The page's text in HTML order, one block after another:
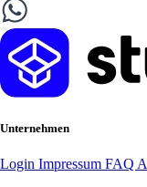
Unternehmen
Login Impressum FAQ